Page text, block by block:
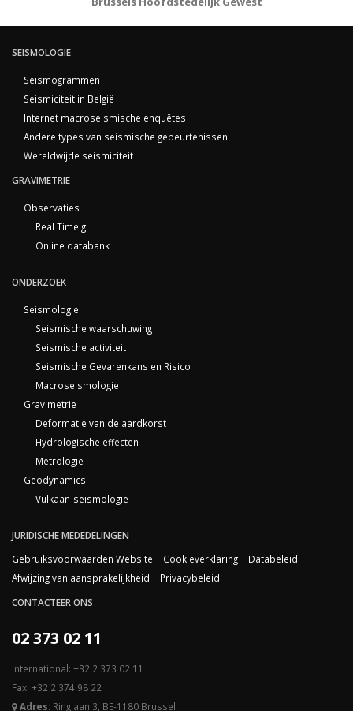
SEISMOLOGIE
Seismogrammen
Seismiciteit in België
Internet macroseismische enquêtes
Andere types van seismische gebeurtenissen
Wereldwijde seismiciteit
GRAVIMETRIE
Observaties
Real Time g
Online databank
ONDERZOEK
Seismologie
Seismische waarschuwing
Seismische activiteit
Seismische Gevarenkans en Risico
Macroseismologie
Gravimetrie
Deformatie van de aardkorst
Hydrologische effecten
Metrologie
Geodynamics
Vulkaan-seismologie
JURIDISCHE MEDEDELINGEN
Gebruiksvoorwaarden Website
Cookieverklaring
Databeleid
Afwijzing van aansprakelijkheid
Privacybeleid
CONTACTEER ONS
02 373 02 11
International: +32 2 373 02 11
Fax: +32 2 374 98 22
Adres: Ringlaan 3, BE-1180 Brussel